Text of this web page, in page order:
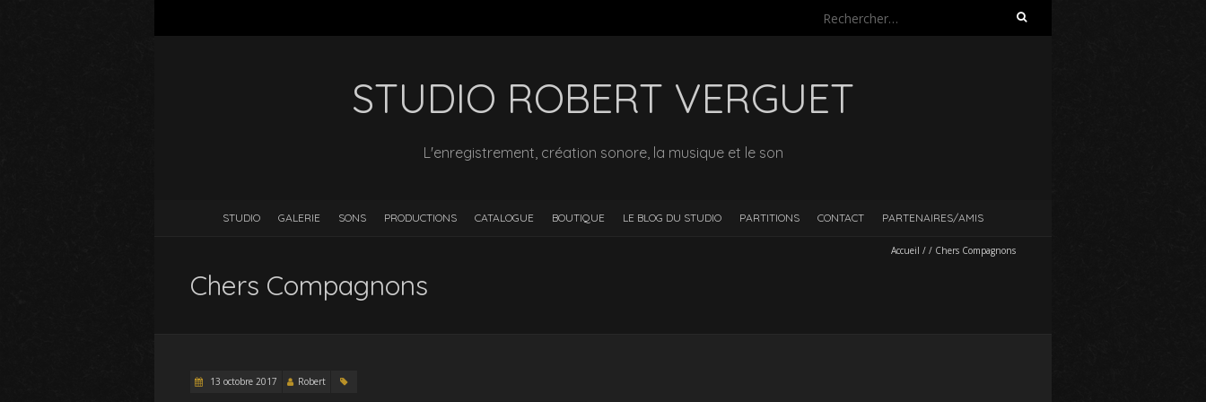
Rechercher :
STUDIO ROBERT VERGUET
L'enregistrement, création sonore, la musique et le son
STUDIO GALERIE SONS PRODUCTIONS CATALOGUE BOUTIQUE LE BLOG DU STUDIO PARTITIONS CONTACT PARTENAIRES/AMIS
Accueil / / Chers Compagnons
Chers Compagnons
13 octobre 2017 Robert